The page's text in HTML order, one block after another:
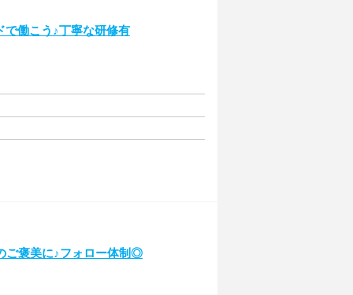
で働こう♪丁寧な研修有
ご褒美に♪フォロー体制◎